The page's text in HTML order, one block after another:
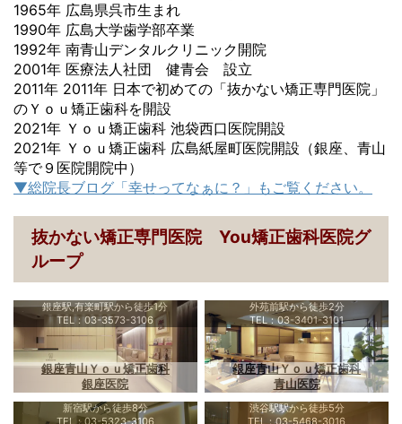
1965年 広島県呉市生まれ
1990年 広島大学歯学部卒業
1992年 南青山デンタルクリニック開院
2001年 医療法人社団 健青会 設立
2011年 2011年 日本で初めての「抜かない矯正専門医院」
のＹｏｕ矯正歯科を開設
2021年 Ｙｏｕ矯正歯科 池袋西口医院開設
2021年 Ｙｏｕ矯正歯科 広島紙屋町医院開設（銀座、青山
等で９医院開院中）
▼総院長ブログ「幸せってなぁに？」もご覧ください。
抜かない矯正専門医院 You矯正歯科医院グ
ループ
銀座駅,有楽町駅から徒歩1分
TEL：03-3573-3106
銀座青山Ｙｏｕ矯正歯科
銀座医院
外苑前駅から徒歩2分
TEL：03-3401-3101
銀座青山Ｙｏｕ矯正歯科
青山医院
新宿駅から徒歩8分
TEL：03-5323-3106
渋谷駅駅から徒歩5分
TEL：03-5468-3016